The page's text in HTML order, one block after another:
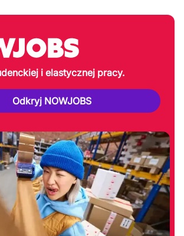
i elastycznej pracy.
Odkryj NOWJOBS